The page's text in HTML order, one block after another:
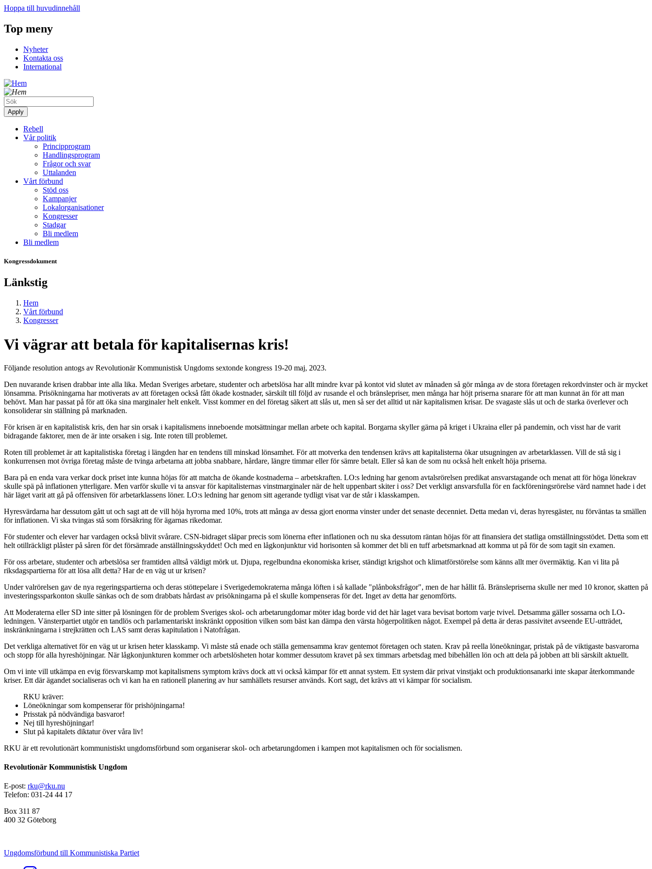
Hoppa till huvudinnehåll
Top meny
Nyheter
Kontakta oss
International
Rebell
Vår politik
Principprogram
Handlingsprogram
Frågor och svar
Uttalanden
Vårt förbund
Stöd oss
Kampanjer
Lokalorganisationer
Kongresser
Stadgar
Bli medlem
Bli medlem
Kongressdokument
Länkstig
Hem
Vårt förbund
Kongresser
Vi vägrar att betala för kapitalisernas kris!
Följande resolution antogs av Revolutionär Kommunistisk Ungdoms sextonde kongress 19-20 maj, 2023.
Den nuvarande krisen drabbar inte alla lika. Medan Sveriges arbetare, studenter och arbetslösa har allt mindre kvar på kontot vid slutet av månaden så gör många av de stora företagen rekordvinster och är mycket
lönsamma. Prisökningarna har motiverats av att företagen också fått ökade kostnader, särskilt till följd av rusande el och bränslepriser, men många har höjt priserna snarare för att man kunnat än för att man
behövt. Man har passat på för att öka sina marginaler helt enkelt. Visst kommer en del företag säkert att slås ut, men så ser det alltid ut när kapitalismen krisar. De svagaste slås ut och de starka överlever och
konsoliderar sin ställning på marknaden.
För krisen är en kapitalistisk kris, den har sin orsak i kapitalismens inneboende motsättningar mellan arbete och kapital. Borgarna skyller gärna på kriget i Ukraina eller på pandemin, och visst har de varit
bidragande faktorer, men de är inte orsaken i sig. Inte roten till problemet.
Roten till problemet är att kapitalistiska företag i längden har en tendens till minskad lönsamhet. För att motverka den tendensen krävs att kapitalisterna ökar utsugningen av arbetarklassen. Vill de stå sig i
konkurrensen mot övriga företag måste de tvinga arbetarna att jobba snabbare, hårdare, längre timmar eller för sämre betalt. Eller så kan de som nu också helt enkelt höja priserna.
Bara på en enda vara verkar dock priset inte kunna höjas för att matcha de ökande kostnaderna – arbetskraften. LO:s ledning har genom avtalsrörelsen predikat ansvarstagande och menat att för höga lönekrav
skulle spä på inflationen ytterligare. Men varför skulle vi ta ansvar för kapitalisternas vinstmarginaler när de helt uppenbart skiter i oss? Det verkligt ansvarsfulla för en fackföreningsrörelse värd namnet hade i det
här läget varit att gå på offensiven för arbetarklassens löner. LO:s ledning har genom sitt agerande tydligt visat var de står i klasskampen.
Hyresvärdarna har dessutom gått ut och sagt att de vill höja hyrorna med 10%, trots att många av dessa gjort enorma vinster under det senaste decenniet. Detta medan vi, deras hyresgäster, nu förväntas ta smällen
för inflationen. Vi ska tvingas stå som försäkring för ägarnas rikedomar.
För studenter och elever har vardagen också blivit svårare. CSN-bidraget släpar precis som lönerna efter inflationen och nu ska dessutom räntan höjas för att finansiera det statliga omställningsstödet. Detta som ett
helt otillräckligt plåster på såren för det försämrade anställningsskyddet! Och med en lågkonjunktur vid horisonten så kommer det bli en tuff arbetsmarknad att komma ut på för de som tagit sin examen.
För oss arbetare, studenter och arbetslösa ser framtiden alltså väldigt mörk ut. Djupa, regelbundna ekonomiska kriser, ständigt krigshot och klimatförstörelse som känns allt mer övermäktig. Kan vi lita på
riksdagspartierna för att lösa allt detta? Har de en väg ut ur krisen?
Under valrörelsen gav de nya regeringspartierna och deras stöttepelare i Sverigedemokraterna många löften i så kallade "plånboksfrågor", men de har hållit få. Bränslepriserna skulle ner med 10 kronor, skatten på
investeringssparkonton skulle sänkas och de som drabbats hårdast av prisökningarna på el skulle kompenseras för det. Inget av detta har genomförts.
Att Moderaterna eller SD inte sitter på lösningen för de problem Sveriges skol- och arbetarungdomar möter idag borde vid det här laget vara bevisat bortom varje tvivel. Detsamma gäller sossarna och LO-
ledningen. Vänsterpartiet utgör en tandlös och parlamentariskt inskränkt opposition vilken som bäst kan dämpa den värsta högerpolitiken något. Exempel på detta är deras passivitet avseende EU-utträdet,
inskränkningarna i strejkrätten och LAS samt deras kapitulation i Natofrågan.
Det verkliga alternativet för en väg ut ur krisen heter klasskamp. Vi måste stå enade och ställa gemensamma krav gentemot företagen och staten. Krav på reella löneökningar, pristak på de viktigaste basvarorna
och stopp för alla hyreshöjningar. När lågkonjunkturen kommer och arbetslösheten hotar kommer dessutom kravet på sex timmars arbetsdag med bibehållen lön och att dela på jobben att bli särskilt aktuellt.
Om vi inte vill utkämpa en evig försvarskamp mot kapitalismens symptom krävs dock att vi också kämpar för ett annat system. Ett system där privat vinstjakt och produktionsanarki inte skapar återkommande
kriser. Ett där ägandet socialiseras och vi kan ha en rationell planering av hur samhällets resurser används. Kort sagt, det krävs att vi kämpar för socialism.
RKU kräver:
Löneökningar som kompenserar för prishöjningarna!
Prisstak på nödvändiga basvaror!
Nej till hyreshöjningar!
Slut på kapitalets diktatur över våra liv!
RKU är ett revolutionärt kommunistiskt ungdomsförbund som organiserar skol- och arbetarungdomen i kampen mot kapitalismen och för socialismen.
Revolutionär Kommunistisk Ungdom
E-post: rku@rku.nu
Telefon: 031-24 44 17
Box 311 87
400 32 Göteborg
Ungdomsförbund till Kommunistiska Partiet